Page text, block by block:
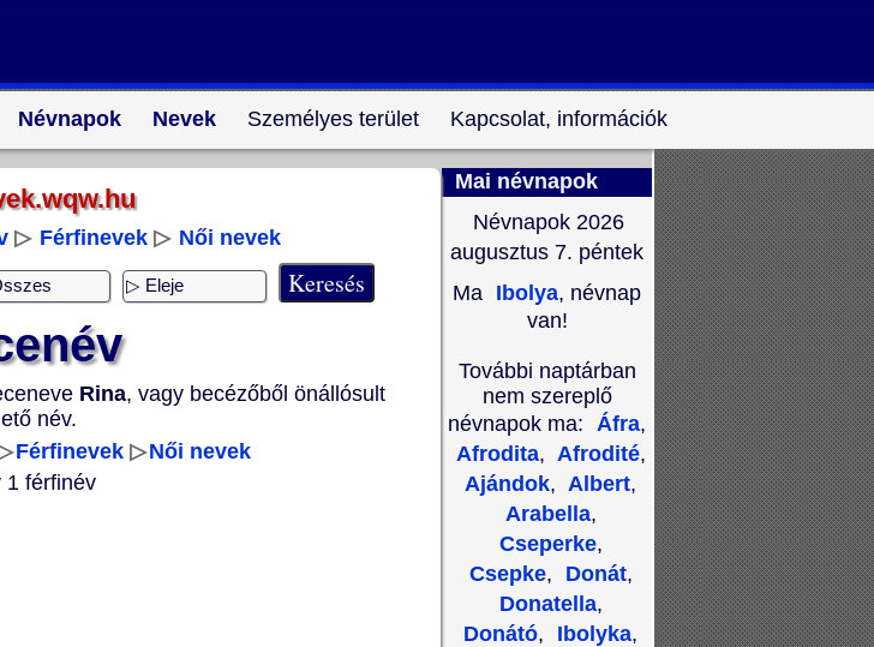
Névnapok Nevek Személyes terület Kapcsolat, információk
▷ Férfinevek ▷ Női nevek
Rina, vagy becézőből önállósult
név.
Férfinevek ▷Női nevek
1 férfinév
Mai névnapok
Névnapok 2026
augusztus 7. péntek
Ma Ibolya, névnap
van!
További naptárban
nem szereplő
névnapok ma: Áfra,
Afrodita, Afrodité,
Ajándok, Albert,
Arabella,
Cseperke,
Csepke, Donát,
Donatella,
Donátó, Ibolyka,